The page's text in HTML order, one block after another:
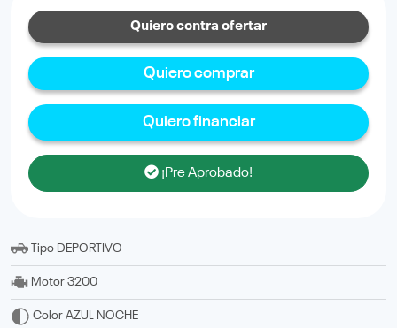
Quiero contra ofertar
Quiero comprar
Quiero financiar
¡Pre Aprobado!
Tipo DEPORTIVO
Motor 3200
Color AZUL NOCHE